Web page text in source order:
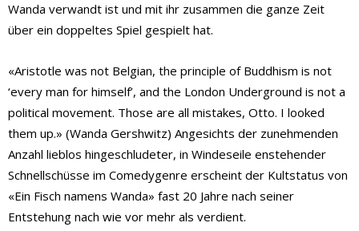
Wanda verwandt ist und mit ihr zusammen die ganze Zeit
über ein doppeltes Spiel gespielt hat.
«Aristotle was not Belgian, the principle of Buddhism is not
‘every man for himself’, and the London Underground is not a
political movement. Those are all mistakes, Otto. I looked
them up.» (Wanda Gershwitz) Angesichts der zunehmenden
Anzahl lieblos hingeschludeter, in Windeseile enstehender
Schnellschüsse im Comedygenre erscheint der Kultstatus von
«Ein Fisch namens Wanda» fast 20 Jahre nach seiner
Entstehung nach wie vor mehr als verdient.